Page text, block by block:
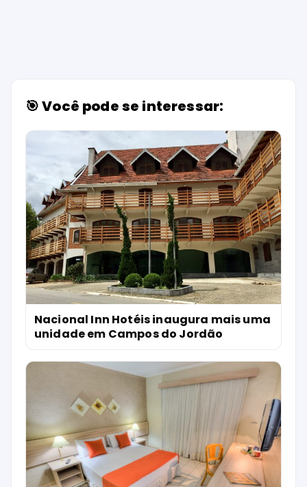
🎯 Você pode se interessar:
Nacional Inn Hotéis inaugura mais uma
unidade em Campos do Jordão